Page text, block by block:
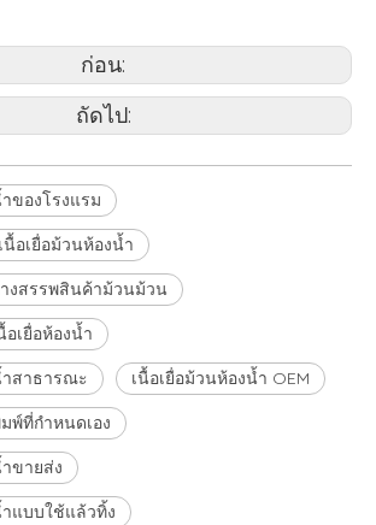
ก่อน:
ถัดไป:
ของโรงแรม
อเยื่อม้วนห้องน้ำ
งสรรพสินค้าม้วนม้วน
เยื่อห้องน้ำ
ำสาธารณะ เนื้อเยื่อม้วนห้องน้ำ OEM
พ์ที่กำหนดเอง
ขายส่ง
แบบใช้แล้วทิ้ง